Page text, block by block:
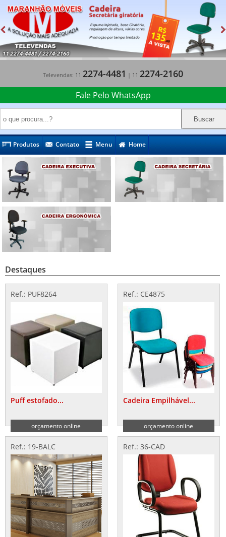
Televendas: 11 2274-4481 | 11 2274-2160
Fale Pelo WhatsApp
Produtos Contato Menu Home
Destaques
Ref.: PUF8264
Puff estofado...
orçamento online
Ref.: CE4875
Cadeira Empilhável...
orçamento online
Ref.: 19-BALC Ref.: 36-CAD